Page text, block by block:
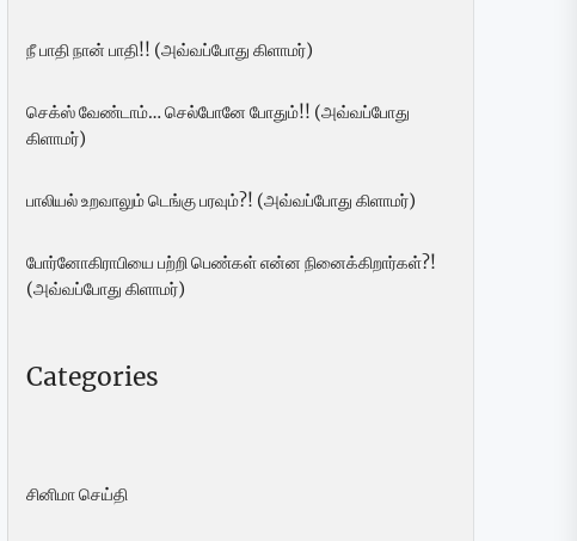
நீ பாதி நான் பாதி!! (அவ்வப்போது கிளாமர்)
செக்ஸ் வேண்டாம்… செல்போனே போதும்!! (அவ்வப்போது
கிளாமர்)
பாலியல் உறவாலும் டெங்கு பரவும்?! (அவ்வப்போது கிளாமர்)
போர்னோகிராபியை பற்றி பெண்கள் என்ன நினைக்கிறார்கள்?!
(அவ்வப்போது கிளாமர்)
Categories
சினிமா செய்தி